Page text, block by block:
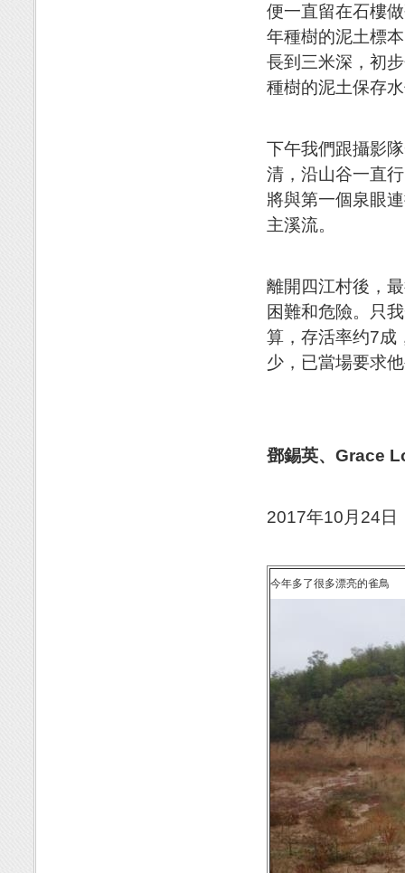
便一直留在石樓
年種樹的泥土標
長到三米深，初
種樹的泥土保存
下午我們跟攝影
清，沿山谷一直
將與第一個泉眼
主溪流。
離開四江村後，
困難和危險。只
算，存活率约7成
少，已當場要求
鄧錫英、Grace
2017年10月24日
今年多了很多漂亮的雀鳥